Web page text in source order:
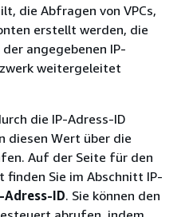
die Abfragen von VPCs,
erstellt werden, die
angegebenen IP-
weitergeleitet
die IP-Adress-ID
diesen Wert über die
Auf der Seite für den
finden Sie im Abschnitt IP-
Adress-ID. Sie können den